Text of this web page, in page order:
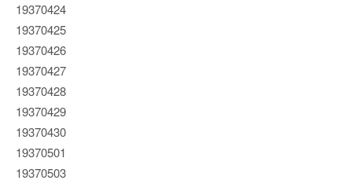
19370424
19370425
19370426
19370427
19370428
19370429
19370430
19370501
19370503